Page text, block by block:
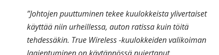
”Johtojen puuttuminen tekee kuulokkeista ylivertaiset
käyttää niin urheillessa, auton ratissa kuin töitä
tehdessäkin. True Wireless -kuulokkeiden valikoiman